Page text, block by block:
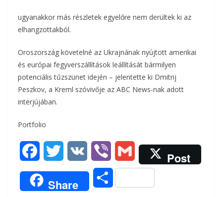
ugyanakkor más részletek egyelőre nem derültek ki az
elhangzottakból.
Oroszország követelné az Ukrajnának nyújtott amerikai
és európai fegyverszállítások leállítását bármilyen
potenciális tűzszünet idején – jelentette ki Dmitrij
Peszkov, a Kreml szóvivője az ABC News-nak adott
interjújában.
Portfolio
a
c
w
i
K
i
b
m
a
Post
Share
O